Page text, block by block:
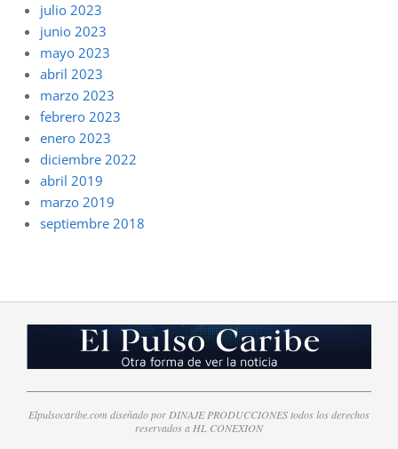
julio 2023
junio 2023
mayo 2023
abril 2023
marzo 2023
febrero 2023
enero 2023
diciembre 2022
abril 2019
marzo 2019
septiembre 2018
Elpulsocaribe.com diseñado por DINAJE PRODUCCIONES todos los derechos
reservados a HL CONEXION